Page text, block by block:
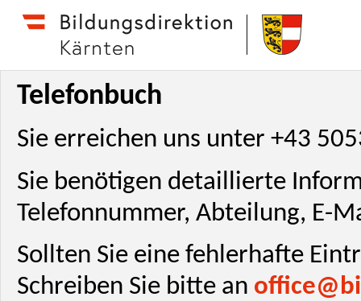
Telefonbuch
Sie erreichen uns unter +43
Sie benötigen detaillierte
Telefonnummer, Abteilung, E-
Sollten Sie eine fehlerhafte
Schreiben Sie bitte an